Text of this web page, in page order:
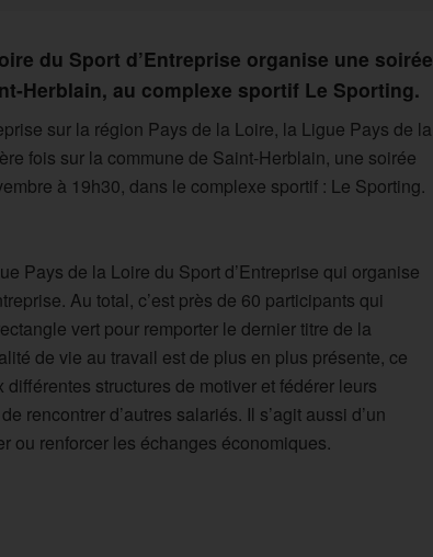
du Sport d’Entreprise organise une soirée
Herblain, au complexe sportif Le Sporting.
sur la région Pays de la Loire, la Ligue Pays de la
fois sur la commune de Saint-Herblain, une soirée
à 19h30, dans le complexe sportif : Le Sporting.
Pays de la Loire du Sport d’Entreprise qui organise
Au total, c’est près de 60 participants qui
vert pour remporter le dernier titre de la
de vie au travail est de plus en plus présente, ce
structures de motiver et fédérer leurs
rencontrer d’autres salariés. Il s’agit aussi d’un
ou renforcer les échanges économiques.